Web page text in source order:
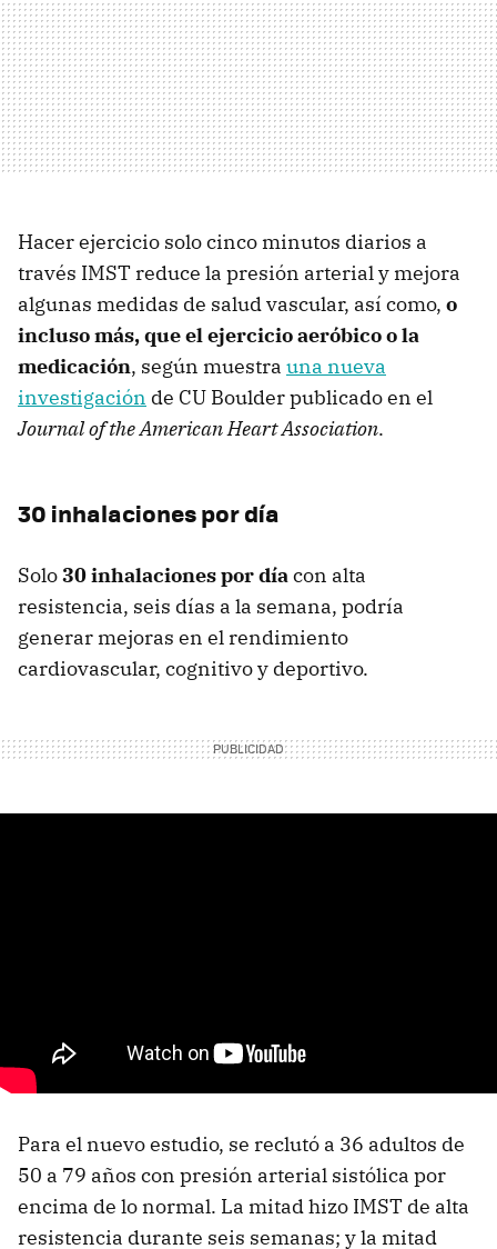
Hacer ejercicio solo cinco minutos diarios a
través IMST reduce la presión arterial y mejora
algunas medidas de salud vascular, así como, o
incluso más, que el ejercicio aeróbico o la
medicación, según muestra una nueva
investigación de CU Boulder publicado en el
Journal of the American Heart Association.
30 inhalaciones por día
Solo30 inhalaciones por díacon alta
resistencia, seis días a la semana, podría
generar mejoras en el rendimiento
cardiovascular, cognitivo y deportivo.
Para el nuevo estudio, se reclutó a 36 adultos de
50 a 79 años con presión arterial sistólica por
encima de lo normal. La mitad hizo IMST de alta
resistencia durante seis semanas; y la mitad